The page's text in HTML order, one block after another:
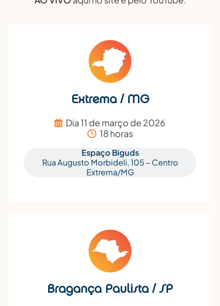
Extrema / MG
Dia 11 de março de 2026
18 horas
Espaço Biguds
Rua Augusto Morbideli, 105 – Centro
Extrema/MG
Bragança Paulista / SP